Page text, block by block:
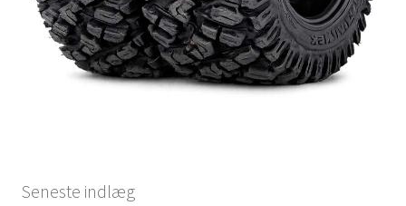
Seneste indlæg